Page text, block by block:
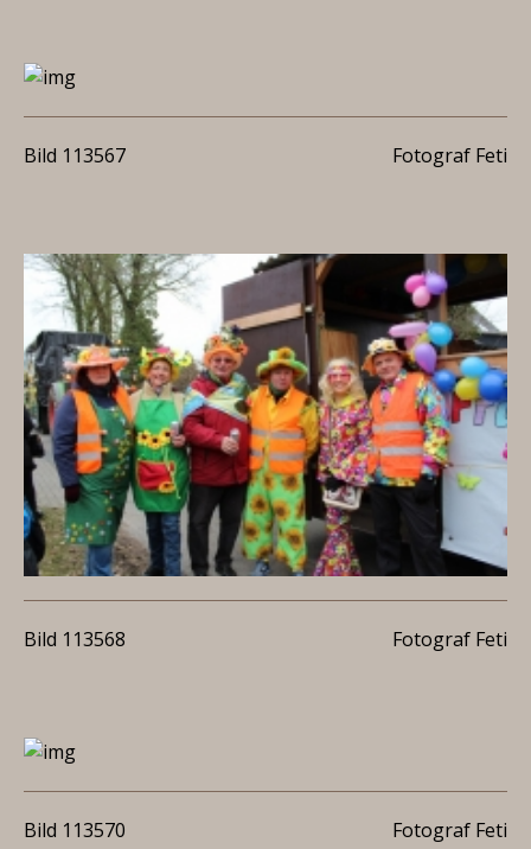
Bild 113567 Fotograf Feti
Bild 113568 Fotograf Feti
Bild 113570 Fotograf Feti